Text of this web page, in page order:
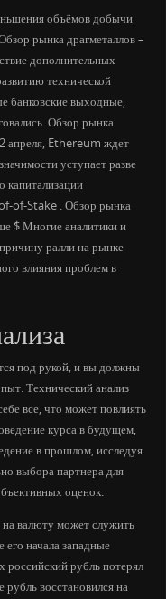
объёмов добычи
рынка драгметаллов –
дополнительных
технической
банковские выходные,
Обзор рынка
апреля, Ethereum ждет
уступает разве
капитализации
of-Stake . Обзор рынка
$ Многие аналитики и
ралли на рынке
влияния проблем в
под рукой, и вы должны
Технический анализ
все, что может повлиять
курса в будущем,
в прошлом, исследуя
выбора партнера для
оценок.
валюту может служить
начала западные
российский рубль потерял
рубль восстановился на